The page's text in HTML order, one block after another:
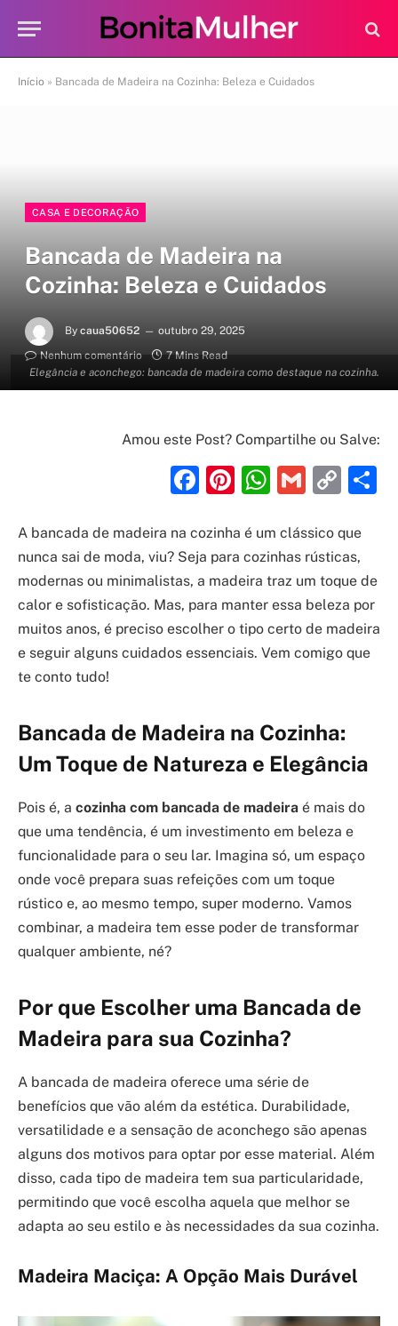
Início » Bancada de Madeira na Cozinha: Beleza e Cuidados
Elegância e aconchego: bancada de madeira como destaque na cozinha.
CASA E DECORAÇÃO
Bancada de Madeira na
Cozinha: Beleza e Cuidados
By caua50652
outubro 29, 2025
Nenhum comentário
7 Mins Read
Amou este Post? Compartilhe ou Salve:
Facebook
Pinterest
Gmail
A bancada de madeira na cozinha é um clássico que
nunca sai de moda, viu? Seja para cozinhas rústicas,
modernas ou minimalistas, a madeira traz um toque de
calor e sofisticação. Mas, para manter essa beleza por
muitos anos, é preciso escolher o tipo certo de madeira
e seguir alguns cuidados essenciais. Vem comigo que
te conto tudo!
Bancada de Madeira na Cozinha:
Um Toque de Natureza e Elegância
Pois é, a cozinha com bancada de madeira é mais do
que uma tendência, é um investimento em beleza e
funcionalidade para o seu lar. Imagina só, um espaço
onde você prepara suas refeições com um toque
rústico e, ao mesmo tempo, super moderno. Vamos
combinar, a madeira tem esse poder de transformar
qualquer ambiente, né?
Por que Escolher uma Bancada de
Madeira para sua Cozinha?
A bancada de madeira oferece uma série de
benefícios que vão além da estética. Durabilidade,
versatilidade e a sensação de aconchego são apenas
alguns dos motivos para optar por esse material. Além
disso, cada tipo de madeira tem sua particularidade,
permitindo que você escolha aquela que melhor se
adapta ao seu estilo e às necessidades da sua cozinha.
Madeira Maciça: A Opção Mais Durável